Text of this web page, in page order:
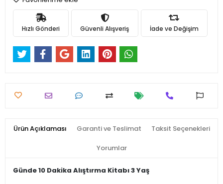
Hızlı Gönderi Güvenli Alışveriş İade ve Değişim
Ürün Açıklaması Garanti ve Teslimat Taksit Seçenekleri
Yorumlar
Günde 10 Dakika Alıştırma Kitabı 3 Yaş